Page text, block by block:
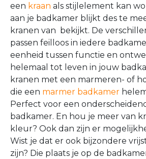
een kraan als stijlelement kan
aan je badkamer blijkt des te
kranen van bekijkt. De
passen feilloos in iedere
eenheid tussen functie en
helemaal tot leven in jouw
kranen met een marmeren- of
die een marmer badkamer
Perfect voor een
badkamer. En hou je meer van
kleur? Ook dan zijn er
Wist je dat er ook bijzondere
zijn? Die plaats je op de